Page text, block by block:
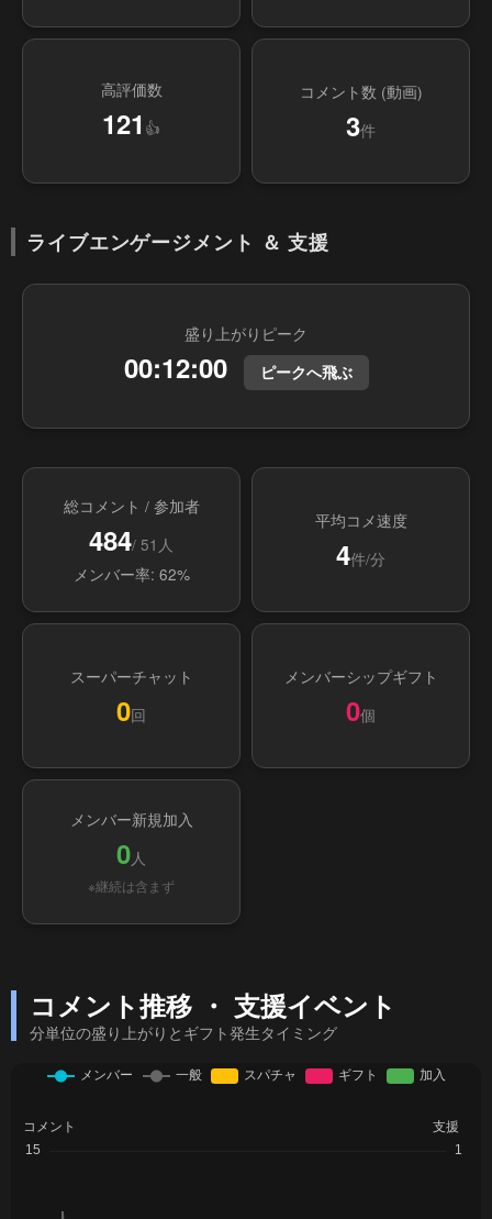
高評価数
121 👍
コメント数 (動画)
3件
ライブエンゲージメント ＆ 支援
盛り上がりピーク
00:12:00 ピークへ飛ぶ
総コメント / 参加者
484/ 51人
メンバー率: 62%
平均コメ速度
4件/分
スーパーチャット
0回
メンバーシップギフト
0個
メンバー新規加入
0人
※継続は含まず
コメント推移 ・ 支援イベント
分単位の盛り上がりとギフト発生タイミング